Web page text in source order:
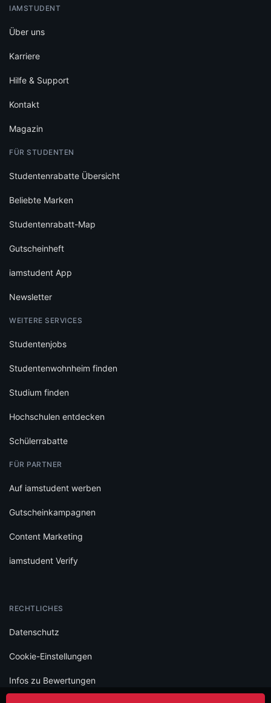
IAMSTUDENT
Über uns
Karriere
Hilfe & Support
Kontakt
Magazin
FÜR STUDENTEN
Studentenrabatte Übersicht
Beliebte Marken
Studentenrabatt-Map
Gutscheinheft
iamstudent App
Newsletter
WEITERE SERVICES
Studentenjobs
Studentenwohnheim finden
Studium finden
Hochschulen entdecken
Schülerrabatte
FÜR PARTNER
Auf iamstudent werben
Gutscheinkampagnen
Content Marketing
iamstudent Verify
RECHTLICHES
Datenschutz
Cookie-Einstellungen
Infos zu Bewertungen